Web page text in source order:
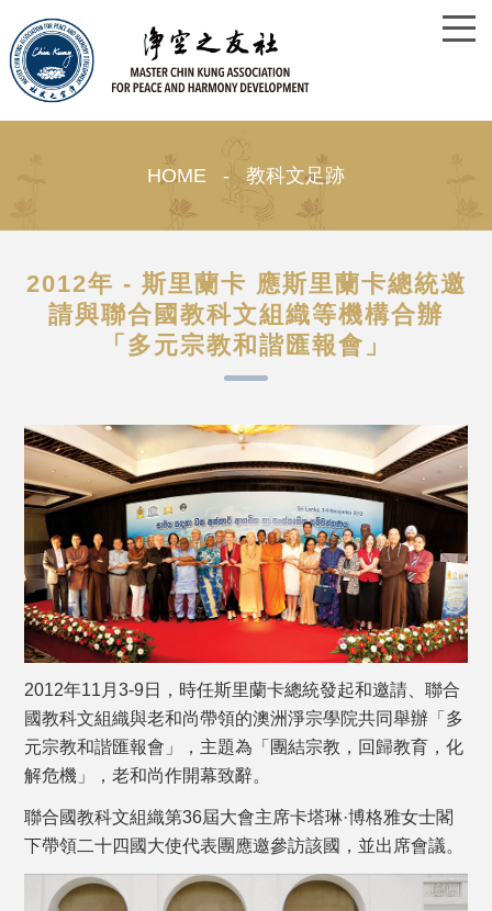
HOME - 教科文足跡
2012年 - 斯里蘭卡 應斯里蘭卡總統邀
請與聯合國教科文組織等機構合辦
「多元宗教和諧匯報會」
2012年11月3-9日，時任斯里蘭卡總統發起和邀請、聯合
國教科文組織與老和尚帶領的澳洲淨宗學院共同舉辦「多
元宗教和諧匯報會」，主題為「團結宗教，回歸教育，化
解危機」，老和尚作開幕致辭。
聯合國教科文組織第36屆大會主席卡塔琳·博格雅女士閣
下帶領二十四國大使代表團應邀參訪該國，並出席會議。